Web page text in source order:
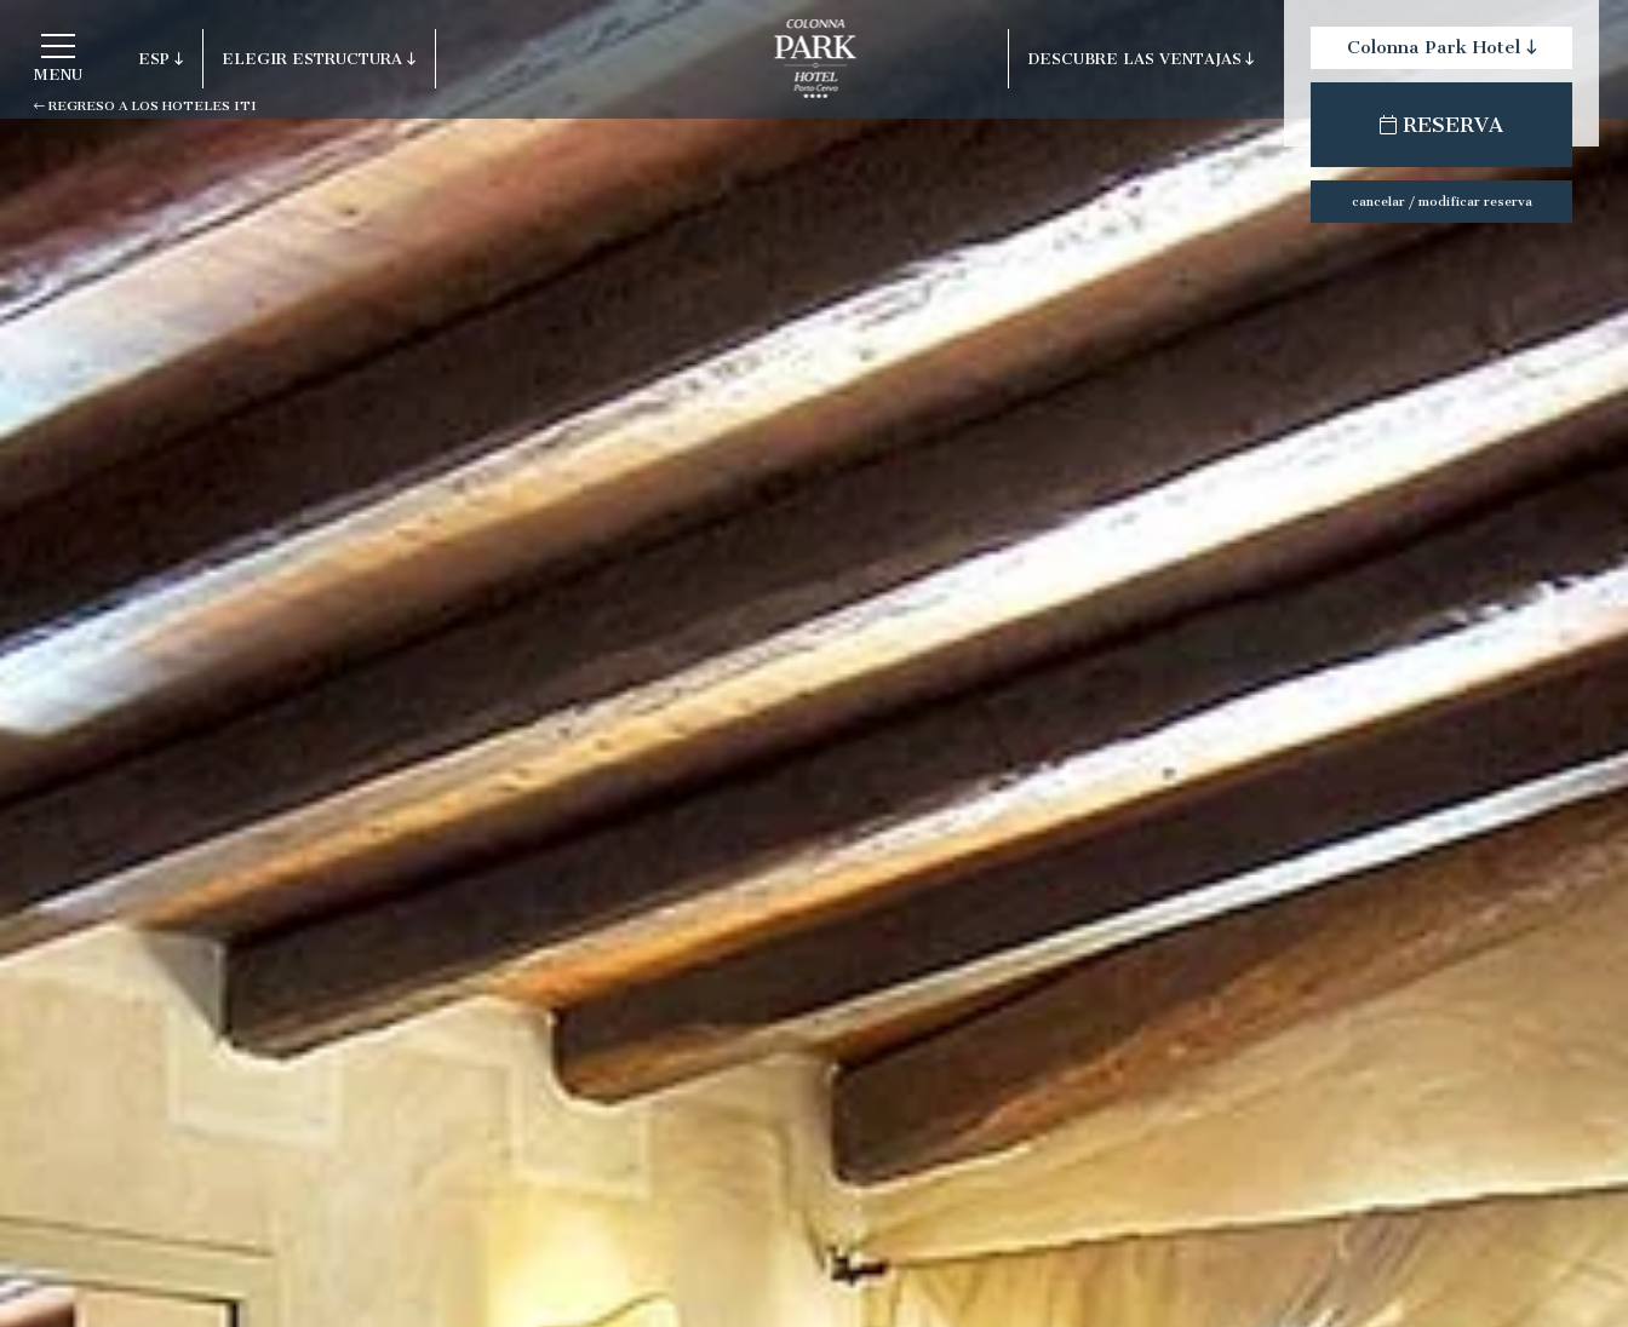
MENU
REGRESO A LOS HOTELES ITI
ESP
DEU
ESP
RUS
ELEGIR ESTRUCTURA
Regreso a los Hoteles ITI
Porto Cervo - Colonna Resort
S. Teresa di Gallura - Grand Hotel Colonna Capo
Testa
Baja Sardinia - Grand Hotel Smeraldo Beach
Porto Rotondo - Colonna Beach Hotel
Porto Cervo - Colonna Park Hotel
Porto Cervo - Colonna Country
Porto Rotondo - Colonna Du Golf
Porto Rotondo - Hotel Colonna San Marco
Olbia - Colonna Palace Hotel Mediterraneo
Antigua e Barbuda - Colonna Antigua Hotel
Colonna Park Hotel
RESERVA
cancelar / modificar reserva
DESCUBRE LAS VENTAJAS
Mejor tarifa
Actualización gratuita según
disponibilidad